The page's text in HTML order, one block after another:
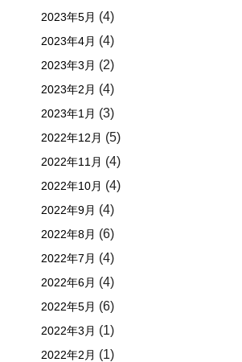
2023年5月 (4)
2023年4月 (4)
2023年3月 (2)
2023年2月 (4)
2023年1月 (3)
2022年12月 (5)
2022年11月 (4)
2022年10月 (4)
2022年9月 (4)
2022年8月 (6)
2022年7月 (4)
2022年6月 (4)
2022年5月 (6)
2022年3月 (1)
2022年2月 (1)